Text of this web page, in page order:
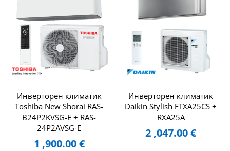
Инверторен климатик
Toshiba New Shorai RAS-
B24P2KVSG-E + RAS-
24P2AVSG-E
1 ,900.00€
Инверторен климатик
Daikin Stylish FTXA25CS +
RXA25A
2 ,047.00€